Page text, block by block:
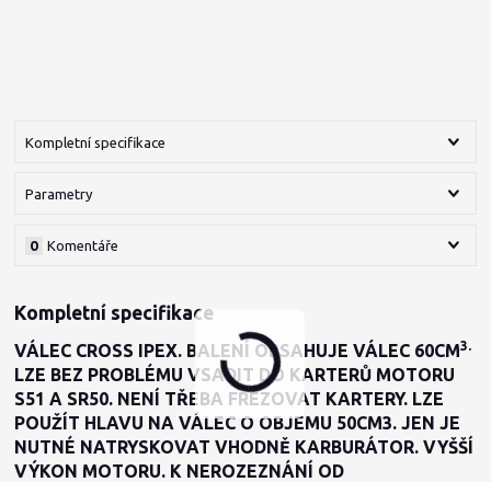
Kompletní specifikace
Parametry
Komentáře
0
Kompletní specifikace
VÁLEC CROSS IPEX. BALENÍ OBSAHUJE VÁLEC 60CM3.
LZE BEZ PROBLÉMU VSADIT DO KARTERŮ MOTORU
S51 A SR50. NENÍ TŘEBA FRÉZOVAT KARTERY. LZE
POUŽÍT HLAVU NA VÁLEC O OBJEMU 50CM3. JEN JE
NUTNÉ NATRYSKOVAT VHODNĚ KARBURÁTOR. VYŠŠÍ
VÝKON MOTORU. K NEROZEZNÁNÍ OD